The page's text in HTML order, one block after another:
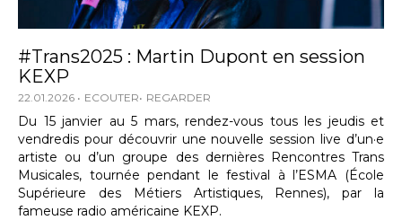
#Trans2025 : Martin Dupont en session
KEXP
22.01.2026 ECOUTER REGARDER
Du 15 janvier au 5 mars, rendez-vous tous les jeudis et
vendredis pour découvrir une nouvelle session live d’un·e
artiste ou d’un groupe des dernières Rencontres Trans
Musicales, tournée pendant le festival à l’ESMA (École
Supérieure des Métiers Artistiques, Rennes), par la
fameuse radio américaine KEXP.